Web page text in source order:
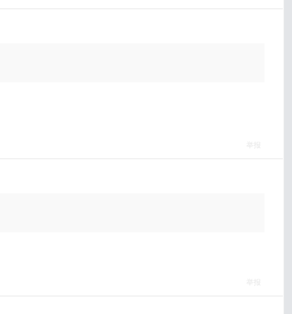
举报
举报